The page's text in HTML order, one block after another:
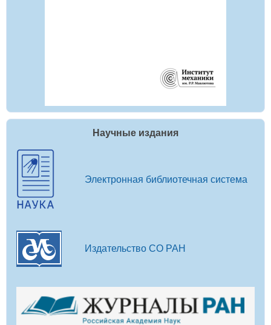
Научные издания
Электронная библиотечная система
Издательство СО РАН